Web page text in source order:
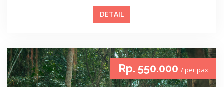
DETAIL
Rp. 550.000 / per pax